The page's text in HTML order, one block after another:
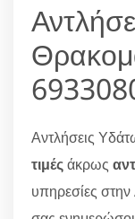
Αντλήσεις
τιμέςάκρως
υπηρεσίες